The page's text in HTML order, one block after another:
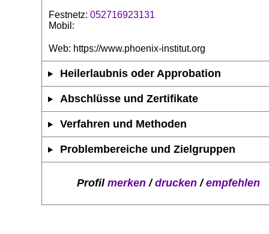
Festnetz: 052716923131
Mobil:
Web: https://www.phoenix-institut.org
Heilerlaubnis oder Approbation
Abschlüsse und Zertifikate
Verfahren und Methoden
Problembereiche und Zielgruppen
Profil merken/drucken/empfehlen